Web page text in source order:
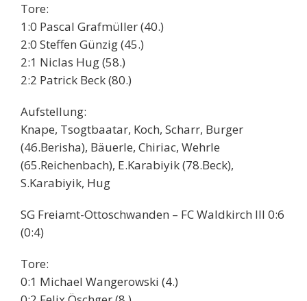
Tore:
1:0 Pascal Grafmüller (40.)
2:0 Steffen Günzig (45.)
2:1 Niclas Hug (58.)
2:2 Patrick Beck (80.)
Aufstellung:
Knape, Tsogtbaatar, Koch, Scharr, Burger
(46.Berisha), Bäuerle, Chiriac, Wehrle
(65.Reichenbach), E.Karabiyik (78.Beck),
S.Karabiyik, Hug
SG Freiamt-Ottoschwanden – FC Waldkirch III 0:6
(0:4)
Tore:
0:1 Michael Wangerowski (4.)